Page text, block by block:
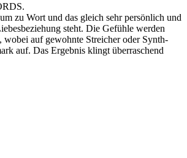
zu Wort und das gleich sehr persönlich und
steht. Die Gefühle werden
auf gewohnte Streicher oder Synth-
auf. Das Ergebnis klingt überraschend